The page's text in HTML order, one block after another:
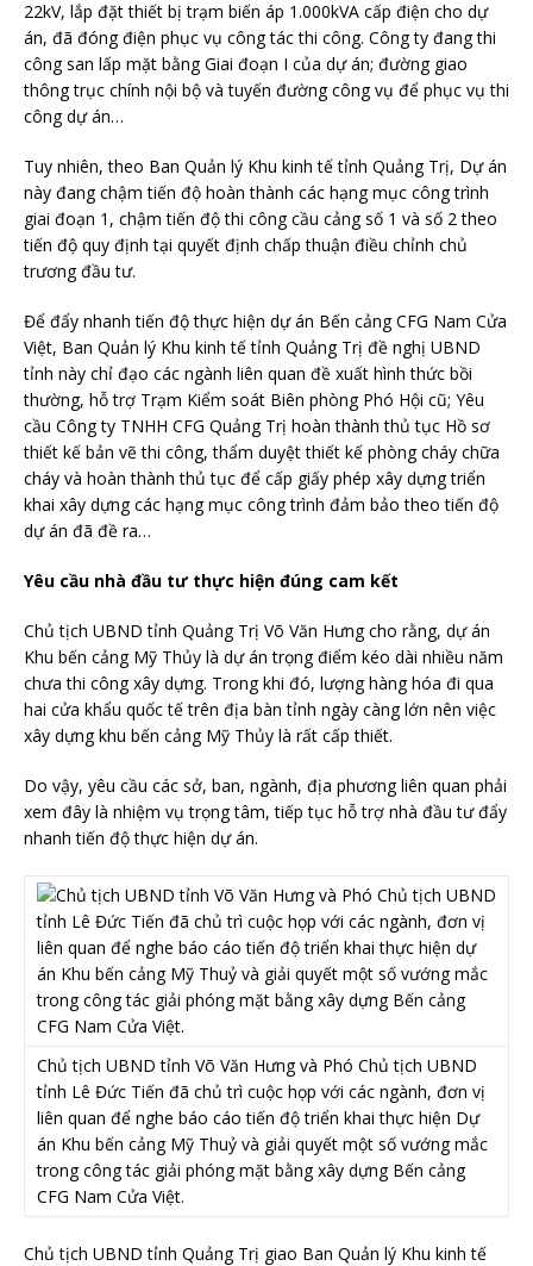
22kV, lắp đặt thiết bị trạm biến áp 1.000kVA cấp điện cho dự
án, đã đóng điện phục vụ công tác thi công. Công ty đang thi
công san lấp mặt bằng Giai đoạn I của dự án; đường giao
thông trục chính nội bộ và tuyến đường công vụ để phục vụ thi
công dự án…
Tuy nhiên, theo Ban Quản lý Khu kinh tế tỉnh Quảng Trị, Dự án
này đang chậm tiến độ hoàn thành các hạng mục công trình
giai đoạn 1, chậm tiến độ thi công cầu cảng số 1 và số 2 theo
tiến độ quy định tại quyết định chấp thuận điều chỉnh chủ
trương đầu tư.
Để đẩy nhanh tiến độ thực hiện dự án Bến cảng CFG Nam Cửa
Việt, Ban Quản lý Khu kinh tế tỉnh Quảng Trị đề nghị UBND
tỉnh này chỉ đạo các ngành liên quan đề xuất hình thức bồi
thường, hỗ trợ Trạm Kiểm soát Biên phòng Phó Hội cũ; Yêu
cầu Công ty TNHH CFG Quảng Trị hoàn thành thủ tục Hồ sơ
thiết kế bản vẽ thi công, thẩm duyệt thiết kế phòng cháy chữa
cháy và hoàn thành thủ tục để cấp giấy phép xây dựng triển
khai xây dựng các hạng mục công trình đảm bảo theo tiến độ
dự án đã đề ra…
Yêu cầu nhà đầu tư thực hiện đúng cam kết
Chủ tịch UBND tỉnh Quảng Trị Võ Văn Hưng cho rằng, dự án
Khu bến cảng Mỹ Thủy là dự án trọng điểm kéo dài nhiều năm
chưa thi công xây dựng. Trong khi đó, lượng hàng hóa đi qua
hai cửa khẩu quốc tế trên địa bàn tỉnh ngày càng lớn nên việc
xây dựng khu bến cảng Mỹ Thủy là rất cấp thiết.
Do vậy, yêu cầu các sở, ban, ngành, địa phương liên quan phải
xem đây là nhiệm vụ trọng tâm, tiếp tục hỗ trợ nhà đầu tư đẩy
nhanh tiến độ thực hiện dự án.
Chủ tịch UBND tỉnh Võ Văn Hưng và Phó Chủ tịch UBND
tỉnh Lê Đức Tiến đã chủ trì cuộc họp với các ngành, đơn vị
liên quan để nghe báo cáo tiến độ triển khai thực hiện Dự
án Khu bến cảng Mỹ Thuỷ và giải quyết một số vướng mắc
trong công tác giải phóng mặt bằng xây dựng Bến cảng
CFG Nam Cửa Việt.
Chủ tịch UBND tỉnh Quảng Trị giao Ban Quản lý Khu kinh tế